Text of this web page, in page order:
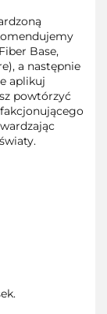
Base,
a następnie
aplikuj
powtórzyć